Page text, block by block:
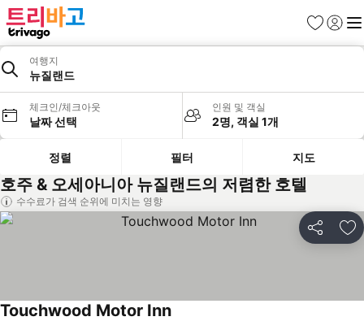
즐겨찾기
로그인
메
여행지
뉴질랜드
체크인/체크아웃
날짜 선택
인원 및 객실
2명, 객실 1개
정렬 필터 지도
호주 & 오세아니아 뉴질랜드의 저렴한 호텔
수수료가 검색 순위에 미치는 영향
공유 즐
Touchwood Motor Inn